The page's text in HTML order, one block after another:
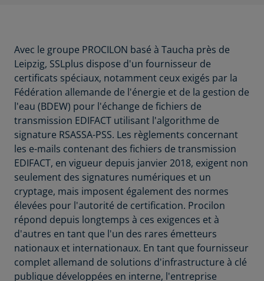
Avec le groupe PROCILON basé à Taucha près de
Leipzig, SSLplus dispose d'un fournisseur de
certificats spéciaux, notamment ceux exigés par la
Fédération allemande de l'énergie et de la gestion de
l'eau (BDEW) pour l'échange de fichiers de
transmission EDIFACT utilisant l'algorithme de
signature RSASSA-PSS. Les règlements concernant
les e-mails contenant des fichiers de transmission
EDIFACT, en vigueur depuis janvier 2018, exigent non
seulement des signatures numériques et un
cryptage, mais imposent également des normes
élevées pour l'autorité de certification. Procilon
répond depuis longtemps à ces exigences et à
d'autres en tant que l'un des rares émetteurs
nationaux et internationaux. En tant que fournisseur
complet allemand de solutions d'infrastructure à clé
publique développées en interne, l'entreprise